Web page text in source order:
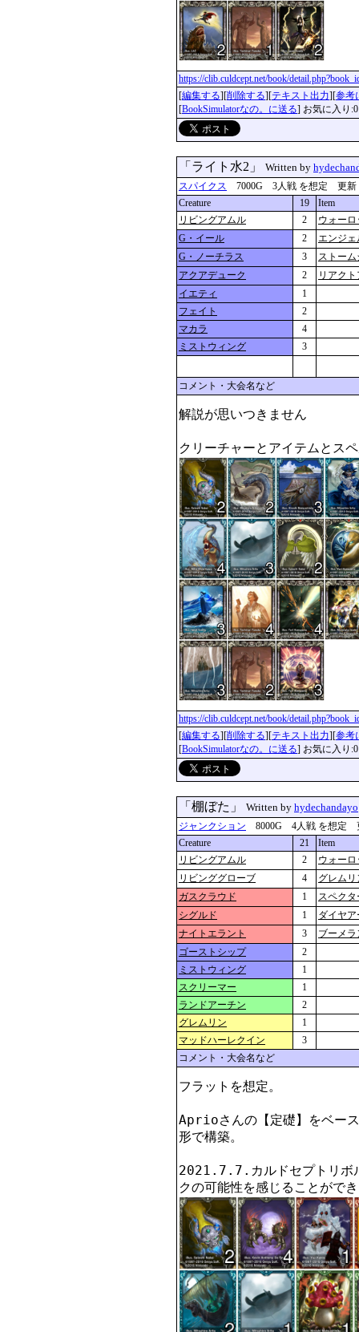
https://clib.culdcept.net/book/
[編集する][削除する][テキスト出力][参考
[BookSimulatorなの。に送る] お気に入り:0
「ライト水2」 Written by
スパイクス 7000G 3人戦 を想定 更新：
Creature
19
Item
リビングアムル
2
ウォー
G・イール
2
エンジェ
G・ノーチラス
3
ストー
アクアデューク
2
リアク
イエティ
1
フェイト
2
マカラ
4
ミストウィング
3
コメント・大会名など
解説が思いつきません
クリーチャーとアイテムとス
https://clib.culdcept.net/book/
[編集する][削除する][テキスト出力][参考
[BookSimulatorなの。に送る] お気に入り:0
「棚ぼた」 Written by hydechandayo
ジャンクション 8000G 4人戦 を想定 更
Creature
21
Item
リビングアムル
2
ウォー
リビンググローブ
4
グレム
ガスクラウド
1
スペク
シグルド
1
ダイヤ
ナイトエラント
3
ブーメラ
ゴーストシップ
2
ミストウィング
1
スクリーマー
1
ランドアーチン
2
グレムリン
1
マッドハーレクイン
3
コメント・大会名など
フラットを想定。
Aprioさんの【定礎】をベー
形で構築。
2021.7.7.カルドセプトリボ
クの可能性を感じることがで